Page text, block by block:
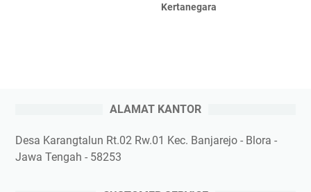
Kertanegara
ALAMAT KANTOR
Desa Karangtalun Rt.02 Rw.01 Kec. Banjarejo - Blora -
Jawa Tengah - 58253